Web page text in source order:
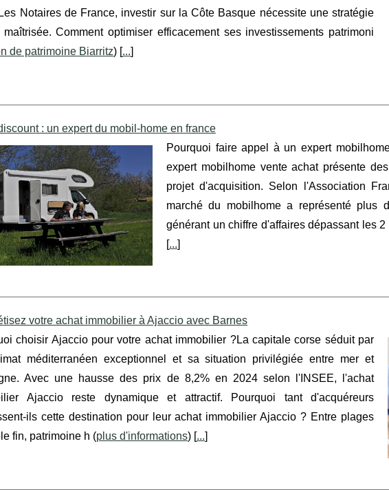
Notaires de France, investir sur la Côte Basque nécessite une stratégie
maîtrisée. Comment optimiser efficacement ses investissements patrimoni
de patrimoine Biarritz) [...]
: un expert du mobil-home en france
Pourquoi faire appel à un expert
expert mobilhome vente achat présente
projet d'acquisition. Selon l'Association
marché du mobilhome a représenté plus
générant un chiffre d'affaires dépassant les
[...]
votre achat immobilier à Ajaccio avec Barnes
choisir Ajaccio pour votre achat immobilier ?La capitale corse séduit par
méditerranéen exceptionnel et sa situation privilégiée entre mer et
Avec une hausse des prix de 8,2% en 2024 selon l'INSEE, l'achat
Ajaccio reste dynamique et attractif. Pourquoi tant d'acquéreurs
ils cette destination pour leur achat immobilier Ajaccio ? Entre plages
fin, patrimoine h (plus d'informations) [...]